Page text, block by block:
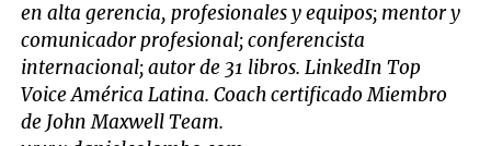
en alta gerencia, profesionales y equipos; mentor y
comunicador profesional; conferencista
internacional; autor de 31 libros. LinkedIn Top
Voice América Latina. Coach certificado Miembro
de John Maxwell Team.